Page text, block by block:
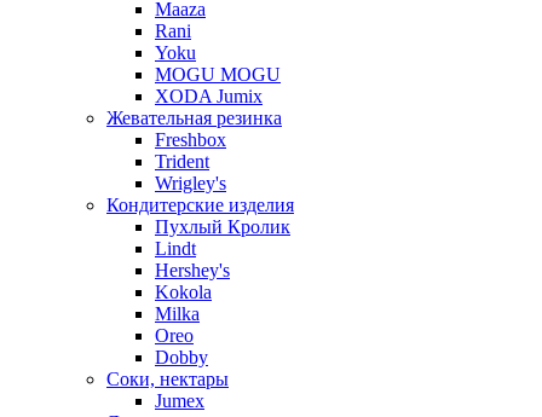
Maaza
Rani
Yoku
MOGU MOGU
XODA Jumix
Жевательная резинка
Freshbox
Trident
Wrigley's
Кондитерские изделия
Пухлый Кролик
Lindt
Hershey's
Kokola
Milka
Oreo
Dobby
Соки, нектары
Jumex